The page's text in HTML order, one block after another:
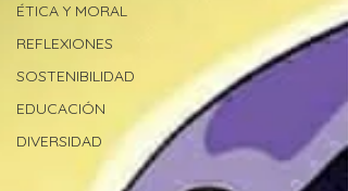
ÉTICA Y MORAL
REFLEXIONES
SOSTENIBILIDAD
EDUCACIÓN
DIVERSIDAD